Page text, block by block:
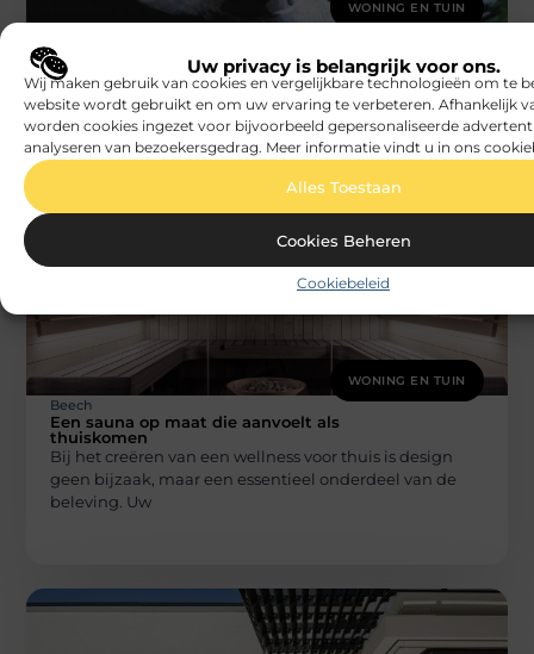
Uw privacy is belangrijk voor ons.
Wij maken gebruik van cookies en vergelijkbare technologieën om te
website wordt gebruikt en om uw ervaring te verbeteren. Afhankelijk
worden cookies ingezet voor bijvoorbeeld gepersonaliseerde
analyseren van bezoekersgedrag. Meer informatie vindt u in ons
Alles Toestaan
Cookies Beheren
Cookiebeleid
WONING EN TUIN
Laat u inspireren in een gespecialiseerde
vijverwinkel in Vlaams-Brabant
Een vijver aanleggen is een prachtige manier om uw
tuin om te toveren tot een rustgevende buitenruimte.
Maar kiest u
WONING EN TUIN
Beech
Een sauna op maat die aanvoelt als
thuiskomen
Bij het creëren van een wellness voor thuis is design
geen bijzaak, maar een essentieel onderdeel van de
beleving. Uw